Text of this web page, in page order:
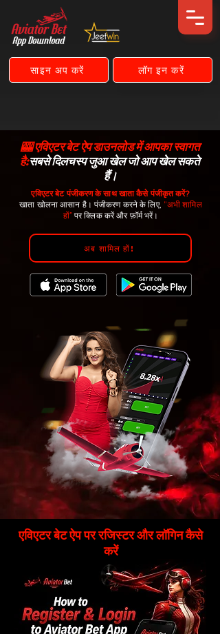
साइन अप करें लॉग इन करें
🎰 एविएटर बेट ऐप डाउनलोड में आपका स्वागत
है:सबसे दिलचस्प जुआ खेल जो आप खेल सकते
हैं।
एविएटर बेट पंजीकरण के साथ खाता कैसे पंजीकृत करें?
खाता खोलना आसान है। पंजीकरण करने के लिए, “अभी शामिल
हों”पर क्लिक करें और फ़ॉर्म भरें।
अब शामिल हों!
एविएटर बेट ऐप पर रजिस्टर और लॉगिन कैसे
करें